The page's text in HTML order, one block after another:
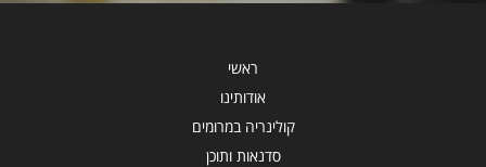
ראשי
אודותינו
קולינריה במרומים
סדנאות ותוכן